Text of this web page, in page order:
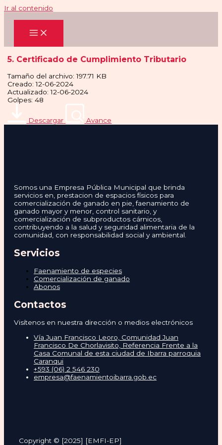
Ir al contenido
5. Certificado de Cumplimiento Tributario
Tamaño del archivo: 197.71 KB
Creado: 12-06-2024
Actualizado: 12-06-2024
Golpes: 48
Descargar Avance
Somos una Empresa Pública Municipal que brinda
servicios en, prestacion de espacios físicos para
comercialización de ganado en pie, faenamiento de
ganado mayor y menor, control sanitario, y
comercialización de subproductos cárnicos,
contribuyendo a la salud y seguridad alimentaria de la
comunidad, con responsabilidad social y ambiental.
Servicios
Faenamiento de especies
Comercialización de ganado
Abonos
Contactos
Visítenos en nuestra dirección o medios electrónicos
Vía Juan Francisco Leoro, Comunidad Juan
Francisco De Chorlavisito, Referencia Frente a la
Casa Comunal de esta ciudad de Ibarra parroquia
Caranqui
+593 (06) 2 546 230
empresa@faenamientoibarra.gob.ec
Copyright © [2025] [EMFI-EP]